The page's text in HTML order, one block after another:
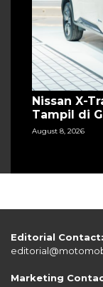
Nissan X-
Tampil di
August 8, 2026
Editorial Contact:
Marketing